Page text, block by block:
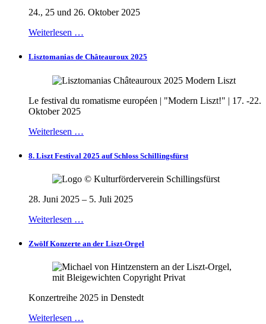
24., 25 und 26. Oktober 2025
Weiterlesen …
Lisztomanias de Châteauroux 2025
Le festival du romatisme européen | "Modern Liszt!" | 17. -22.
Oktober 2025
Weiterlesen …
8. Liszt Festival 2025 auf Schloss Schillingsfürst
28. Juni 2025 – 5. Juli 2025
Weiterlesen …
Zwölf Konzerte an der Liszt-Orgel
Konzertreihe 2025 in Denstedt
Weiterlesen …